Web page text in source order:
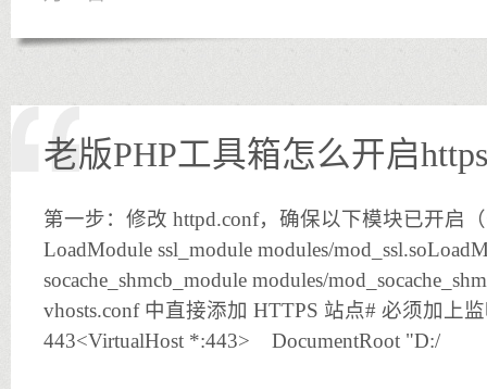
老版PHP工具箱怎么开启
第一步：修改 httpd.conf，确保以下模块已开启
LoadModule ssl_module modules/
socache_shmcb_module modules/
vhosts.conf 中直接添加 HTTPS 站点# 必须加上
443<VirtualHost *:443> DocumentRoot "D:/